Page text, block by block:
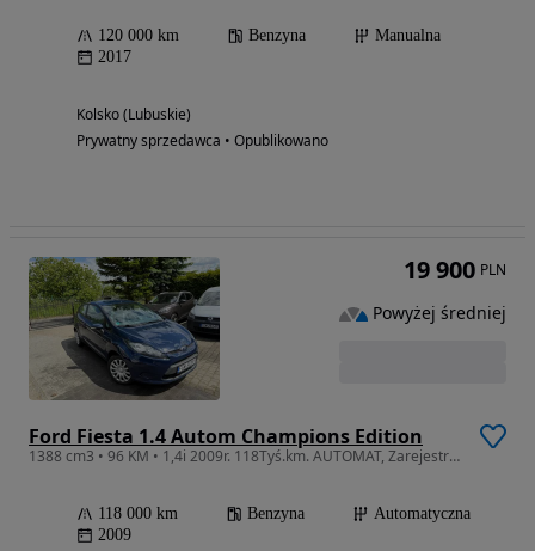
120 000 km Benzyna
Manualna
2017
Kolsko (Lubuskie)
Prywatny sprzedawca • Opublikowano
Ford Fiesta 1.4 Autom Champions Edition
1388 cm3 • 96 KM • 1,4i 2009r. 118Tyś.km. AUTOMAT, Zarejestrowany w Polsce. 1-Właściciel.
118 000 km Benzyna
Automatyczna
2009
19 900 PLN
Powyżej średniej